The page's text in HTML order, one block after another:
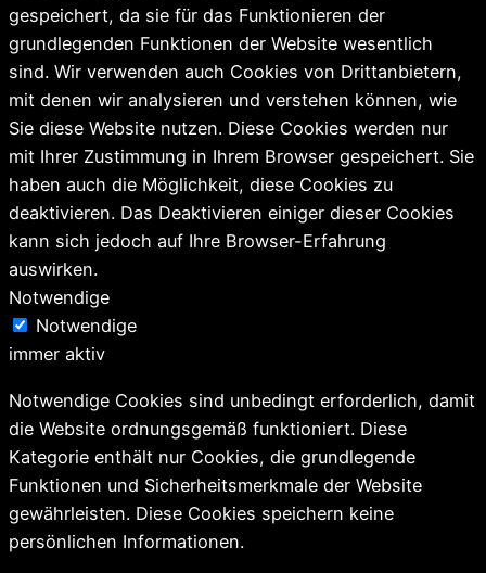
gespeichert, da sie für das Funktionieren der
grundlegenden Funktionen der Website wesentlich
sind. Wir verwenden auch Cookies von Drittanbietern,
mit denen wir analysieren und verstehen können, wie
Sie diese Website nutzen. Diese Cookies werden nur
mit Ihrer Zustimmung in Ihrem Browser gespeichert. Sie
haben auch die Möglichkeit, diese Cookies zu
deaktivieren. Das Deaktivieren einiger dieser Cookies
kann sich jedoch auf Ihre Browser-Erfahrung
auswirken.
Notwendige
Notwendige
immer aktiv
Notwendige Cookies sind unbedingt erforderlich, damit
die Website ordnungsgemäß funktioniert. Diese
Kategorie enthält nur Cookies, die grundlegende
Funktionen und Sicherheitsmerkmale der Website
gewährleisten. Diese Cookies speichern keine
persönlichen Informationen.